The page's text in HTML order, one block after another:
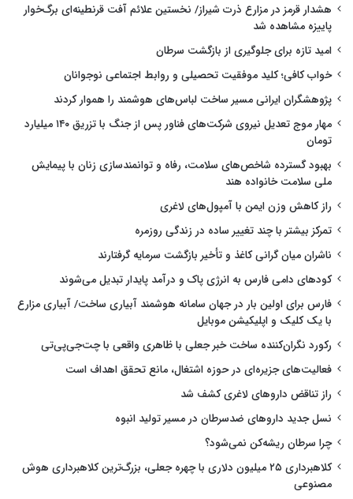
هشدار قرمز در مزارع ذرت شیراز/ نخستین علائم آفت قرنطینه‌ای برگ‌خوار
پاییزه مشاهده شد
امید تازه برای جلوگیری از بازگشت سرطان
خواب کافی؛ کلید موفقیت تحصیلی و روابط اجتماعی نوجوانان
پژوهشگران ایرانی مسیر ساخت لباس‌های هوشمند را هموار کردند
مهار موج تعدیل نیروی شرکت‌های فناور پس از جنگ با تزریق ۱۴۰ میلیارد
تومان
بهبود گسترده شاخص‌های سلامت، رفاه و توانمندسازی زنان با پیمایش
ملی سلامت خانواده هند
راز کاهش وزن ایمن با آمپول‌های لاغری
تمرکز بیشتر با چند تغییر ساده در زندگی روزمره
ناشران میان گرانی کاغذ و تأخیر بازگشت سرمایه گرفتارند
کودهای دامی فارس به انرژی پاک و درآمد پایدار تبدیل می‌شوند
فارس برای اولین بار در جهان سامانه هوشمند آبیاری ساخت/ آبیاری مزارع
با یک کلیک و اپلیکیشن موبایل
رکورد نگران‌کننده ساخت خبر جعلی با ظاهری واقعی با چت‌جی‌پی‌تی
فعالیت‌های جزیره‌ای در حوزه اشتغال، مانع تحقق اهداف است
راز تناقض داروهای لاغری کشف شد
نسل جدید داروهای ضدسرطان در مسیر تولید انبوه
چرا سرطان ریشه‌کن نمی‌شود؟
کلاهبرداری ۲۵ میلیون دلاری با چهره جعلی، بزرگ‌ترین کلاهبرداری هوش
مصنوعی